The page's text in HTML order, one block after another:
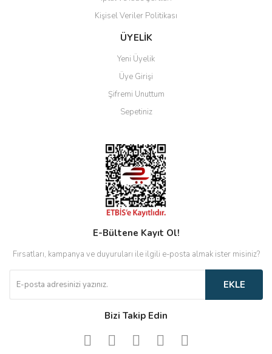
Gönder
Kişisel Veriler Politikası
ÜYELİK
Yeni Üyelik
Üye Girişi
Şifremi Unuttum
Sepetiniz
E-Bültene Kayıt Ol!
Fırsatları, kampanya ve duyuruları ile ilgili e-posta almak ister misiniz?
EKLE
Bizi Takip Edin